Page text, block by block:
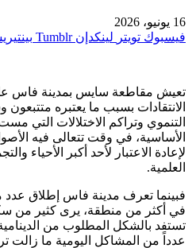
16 يونيو، 2026
فيسبوك تويتر لينكدإن
تعيش مقاطعة سايس بمدينة فاس
الانتقادات بسبب ما يعتبره
التنموي وتراكم الاختلالات التي
الأساسية، في وقت تتعالى فيه
لإعادة الاعتبار لأحد أكبر الأحياء
العلمية.
فبينما تعرف مدينة فاس إطلاق عدد
في أكثر من منطقة، يرى كثير من
تستفد بالشكل المطلوب من
عدداً من المشاكل اليومية ما زالت